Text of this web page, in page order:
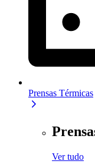
Prensas Térmicas
Ver tudo